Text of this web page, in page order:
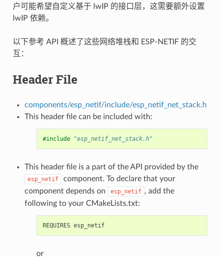
户可能希望自定义基于 lwIP 的接口层，这需要额外设置
lwIP 依赖。
以下参考 API 概述了这些网络堆栈和 ESP-NETIF 的交
互：
Header File
components/esp_netif/include/esp_netif_net_stack.h
This header file can be included with:
#include "esp_netif_net_stack.h"
This header file is a part of the API provided by the
esp_netif
component. To declare that your
component depends on
esp_netif , add the
following to your CMakeLists.txt:
REQUIRES esp_netif
or